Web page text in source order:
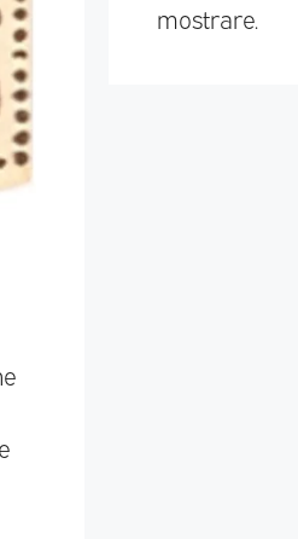
mostrare.